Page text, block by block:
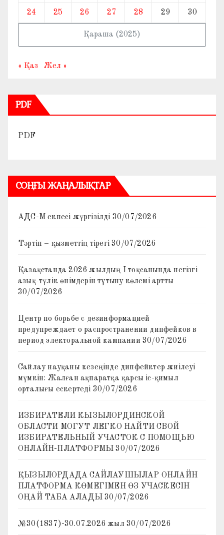
Қараша (2025)
24 25 26 27 28 29 30
« Қаз Жел »
PDF
PDF
СОҢҒЫ ЖАҢАЛЫҚТАР
АДС-М екпесі жүргізілді 30/07/2026
Тәртіп – қызметтің тірегі 30/07/2026
Қазақстанда 2026 жылдың I тоқсанында негізгі
азық-түлік өнімдерін тұтыну көлемі артты
30/07/2026
Центр по борьбе с дезинформацией
предупреждает о распространении дипфейков в
период электоральной кампании 30/07/2026
Сайлау науқаны кезеңінде дипфейктер жиілеуі
мүмкін: Жалған ақпаратқа қарсы іс-қимыл
орталығы ескертеді 30/07/2026
ИЗБИРАТЕЛИ КЫЗЫЛОРДИНСКОЙ
ОБЛАСТИ МОГУТ ЛЕГКО НАЙТИ СВОЙ
ИЗБИРАТЕЛЬНЫЙ УЧАСТОК С ПОМОЩЬЮ
ОНЛАЙН-ПЛАТФОРМЫ 30/07/2026
ҚЫЗЫЛОРДАДА САЙЛАУШЫЛАР ОНЛАЙН
ПЛАТФОРМА КӨМЕГІМЕН ӨЗ УЧАСКЕСІН
ОҢАЙ ТАБА АЛАДЫ 30/07/2026
№30(1837)-30.07.2026 жыл 30/07/2026